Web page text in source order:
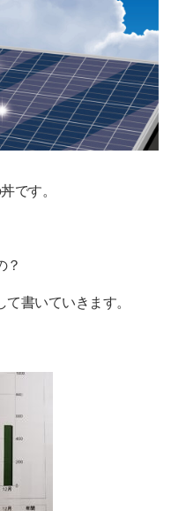
です。
？
書いていきます。